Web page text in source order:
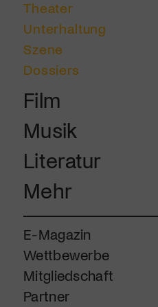
Theater
Unterhaltung
Szene
Dossiers
Film
Musik
Literatur
Mehr
E-Magazin
Wettbewerbe
Mitgliedschaft
Partner